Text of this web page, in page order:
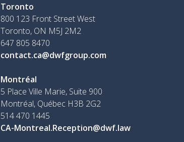
Toronto
800 123 Front Street West
Toronto, ON M5J 2M2
647 805 8470
contact.ca@dwfgroup.com
Montréal
5 Place Ville Marie, Suite 900
Montréal, Québec H3B 2G2
514 470 1445
CA-Montreal.Reception@dwf.law